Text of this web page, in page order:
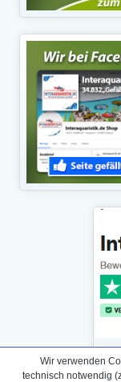
Wir verwenden
technisch notwendig